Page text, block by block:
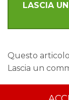
LASCIA
Questo
Lascia un